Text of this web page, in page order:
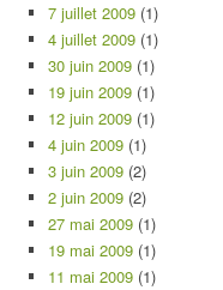
7 juillet 2009 (1)
4 juillet 2009 (1)
30 juin 2009 (1)
19 juin 2009 (1)
12 juin 2009 (1)
4 juin 2009 (1)
3 juin 2009 (2)
2 juin 2009 (2)
27 mai 2009 (1)
19 mai 2009 (1)
11 mai 2009 (1)